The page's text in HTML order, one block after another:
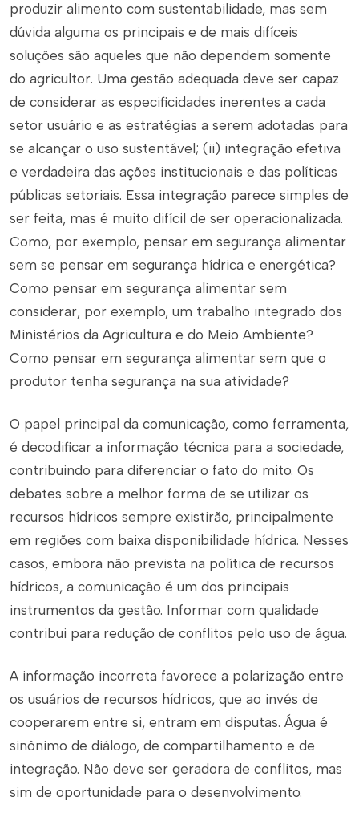
produzir alimento com sustentabilidade, mas sem
dúvida alguma os principais e de mais difíceis
soluções são aqueles que não dependem somente
do agricultor. Uma gestão adequada deve ser capaz
de considerar as especificidades inerentes a cada
setor usuário e as estratégias a serem adotadas para
se alcançar o uso sustentável; (ii) integração efetiva
e verdadeira das ações institucionais e das políticas
públicas setoriais. Essa integração parece simples de
ser feita, mas é muito difícil de ser operacionalizada.
Como, por exemplo, pensar em segurança alimentar
sem se pensar em segurança hídrica e energética?
Como pensar em segurança alimentar sem
considerar, por exemplo, um trabalho integrado dos
Ministérios da Agricultura e do Meio Ambiente?
Como pensar em segurança alimentar sem que o
produtor tenha segurança na sua atividade?
O papel principal da comunicação, como ferramenta,
é decodificar a informação técnica para a sociedade,
contribuindo para diferenciar o fato do mito. Os
debates sobre a melhor forma de se utilizar os
recursos hídricos sempre existirão, principalmente
em regiões com baixa disponibilidade hídrica. Nesses
casos, embora não prevista na política de recursos
hídricos, a comunicação é um dos principais
instrumentos da gestão. Informar com qualidade
contribui para redução de conflitos pelo uso de água.
A informação incorreta favorece a polarização entre
os usuários de recursos hídricos, que ao invés de
cooperarem entre si, entram em disputas. Água é
sinônimo de diálogo, de compartilhamento e de
integração. Não deve ser geradora de conflitos, mas
sim de oportunidade para o desenvolvimento.